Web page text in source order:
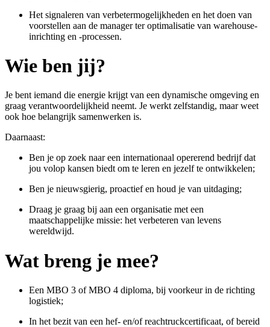
Het signaleren van verbetermogelijkheden en het doen van
voorstellen aan de manager ter optimalisatie van warehouse-
inrichting en -processen.
Wie ben jij?
Je bent iemand die energie krijgt van een dynamische omgeving en
graag verantwoordelijkheid neemt. Je werkt zelfstandig, maar weet
ook hoe belangrijk samenwerken is.
Daarnaast:
Ben je op zoek naar een internationaal opererend bedrijf dat
jou volop kansen biedt om te leren en jezelf te ontwikkelen;
Ben je nieuwsgierig, proactief en houd je van uitdaging;
Draag je graag bij aan een organisatie met een
maatschappelijke missie: het verbeteren van levens
wereldwijd.
Wat breng je mee?
Een MBO 3 of MBO 4 diploma, bij voorkeur in de richting
logistiek;
In het bezit van een hef- en/ofreachtruckcertificaat, of bereid